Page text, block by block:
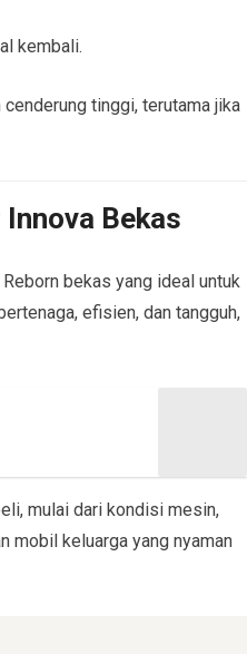
kembali.
tinggi, terutama jika
Bekas
bekas yang ideal untuk
efisien, dan tangguh,
mulai dari kondisi mesin,
mobil keluarga yang nyaman